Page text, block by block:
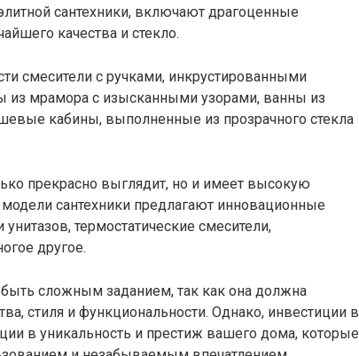
сантехники, включают драгоценные
качества и стекло.
смесители с ручками, инкрустированными
из мрамора с изысканными узорами, ванны из
кабины, выполненные из прозрачного стекла
прекрасно выглядит, но и имеет высокую
сантехники предлагают инновационные
термостатические смесители,
другое.
сложным заданием, так как она должна
стиля и функциональности. Однако, инвестиции в
в уникальность и престиж вашего дома, которые